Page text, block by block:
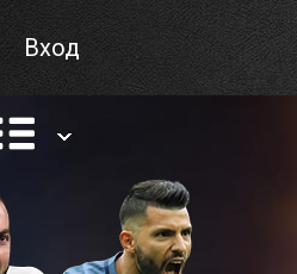
Вход